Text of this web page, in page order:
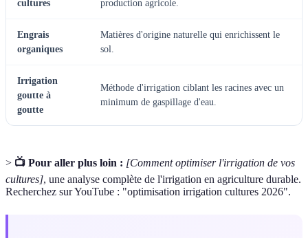
cultures
production agricole.
Engrais
organiques
Matières d'origine naturelle qui enrichissent le
sol.
Irrigation
goutte à
goutte
Méthode d'irrigation ciblant les racines avec un
minimum de gaspillage d'eau.
> 📺 Pour aller plus loin : [Comment optimiser l'irrigation de vos
cultures], une analyse complète de l'irrigation en agriculture durable.
Recherchez sur YouTube : "optimisation irrigation cultures 2026".